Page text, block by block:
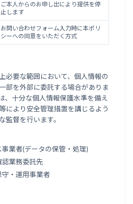
ご本人からのお申し出により提供を停
止します
お問い合わせフォーム入力時に本ポリ
シーへの同意をいただく方式
必要な範囲において、個人情報の
部を外部に委託する場合がありま
、十分な個人情報保護水準を備え
により安全管理措置を講じるよう
監督を行います。
業者(データの保管・処理)
業務委託先
・運用事業者